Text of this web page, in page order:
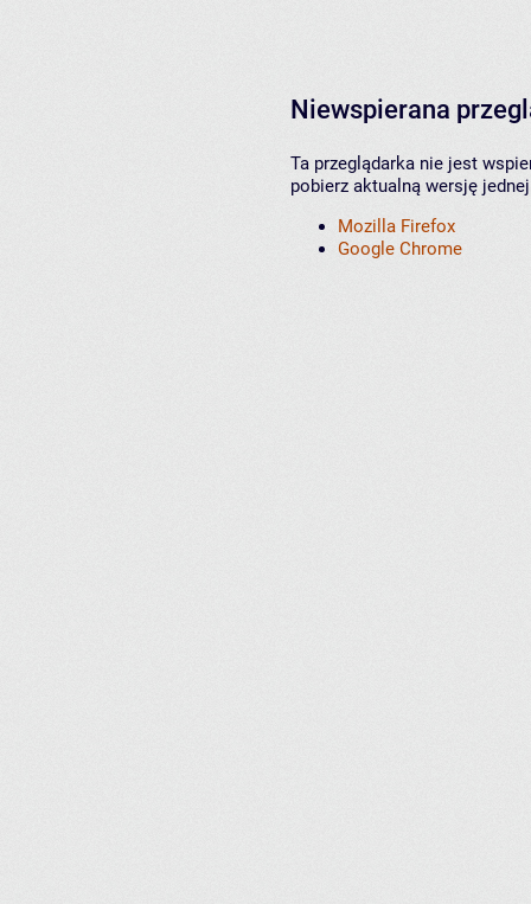
Niewspierana
Ta przeglądarka nie jest
pobierz aktualną wersję
Mozilla Firefox
Google Chrome